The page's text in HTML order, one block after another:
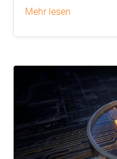
mehr lesen